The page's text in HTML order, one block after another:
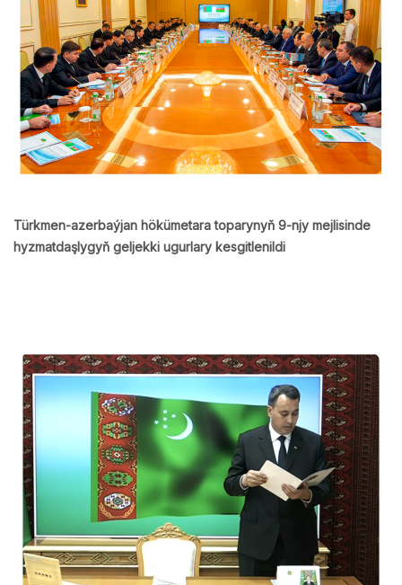
Türkmen-azerbaýjan hökümetara toparynyň 9-njy mejlisinde
hyzmatdaşlygyň geljekki ugurlary kesgitlenildi